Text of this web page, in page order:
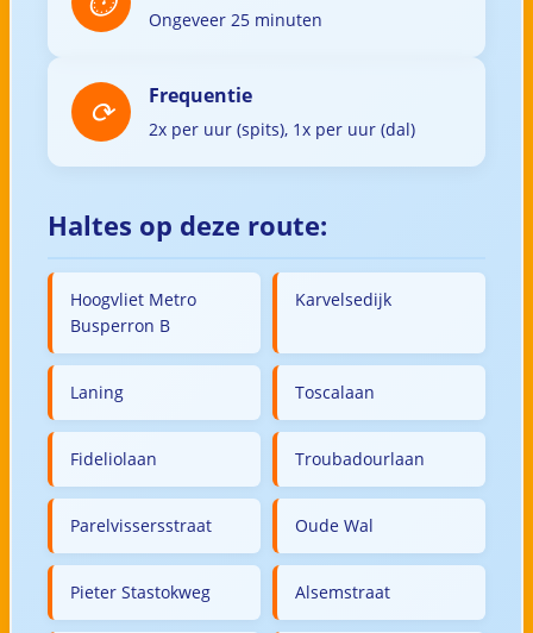
Ongeveer 25 minuten
Frequentie
2x per uur (spits), 1x per uur (dal)
Haltes op deze route:
Hoogvliet Metro
Busperron B
Karvelsedijk
Laning Toscalaan
Fideliolaan Troubadourlaan
Parelvissersstraat Oude Wal
Pieter Stastokweg Alsemstraat